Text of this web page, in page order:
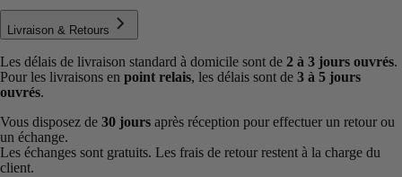
Livraison & Retours
Les délais de livraison standard à domicile sont de 2 à 3 jours ouvrés.
Pour les livraisons en point relais, les délais sont de 3 à 5 jours
ouvrés.
Vous disposez de 30 jours après réception pour effectuer un retour ou
un échange.
Les échanges sont gratuits. Les frais de retour restent à la charge du
client.